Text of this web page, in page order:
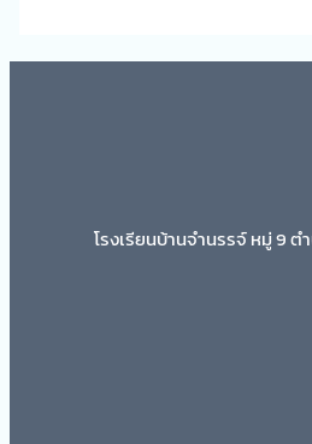
โรงเรียนบ้านจำนรรจ์ หมู่ 9